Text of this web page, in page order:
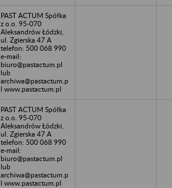
PAST ACTUM Spółka
z o.o. 95-070
Aleksandrów Łódzki,
ul. Zgierska 47 A
telefon: 500 068 990
e-mail:
biuro@pastactum.pl
lub
archiwa@pastactum.p
l www.pastactum.pl
PAST ACTUM Spółka
z o.o. 95-070
Aleksandrów Łódzki,
ul. Zgierska 47 A
telefon: 500 068 990
e-mail:
biuro@pastactum.pl
lub
archiwa@pastactum.p
l www.pastactum.pl